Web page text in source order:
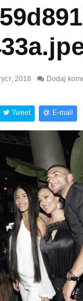
2018 Dodaj
Tweet E-mail